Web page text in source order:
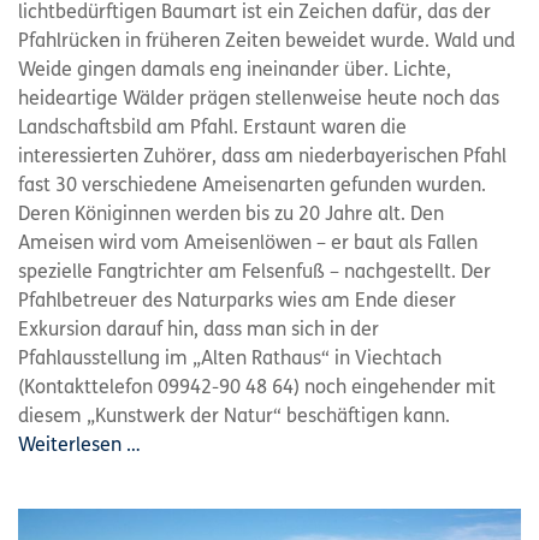
lichtbedürftigen Baumart ist ein Zeichen dafür, das der
Pfahlrücken in früheren Zeiten beweidet wurde. Wald und
Weide gingen damals eng ineinander über. Lichte,
heideartige Wälder prägen stellenweise heute noch das
Landschaftsbild am Pfahl. Erstaunt waren die
interessierten Zuhörer, dass am niederbayerischen Pfahl
fast 30 verschiedene Ameisenarten gefunden wurden.
Deren Königinnen werden bis zu 20 Jahre alt. Den
Ameisen wird vom Ameisenlöwen – er baut als Fallen
spezielle Fangtrichter am Felsenfuß – nachgestellt. Der
Pfahlbetreuer des Naturparks wies am Ende dieser
Exkursion darauf hin, dass man sich in der
Pfahlausstellung im „Alten Rathaus“ in Viechtach
(Kontakttelefon 09942-90 48 64) noch eingehender mit
diesem „Kunstwerk der Natur“ beschäftigen kann.
Weiterlesen …